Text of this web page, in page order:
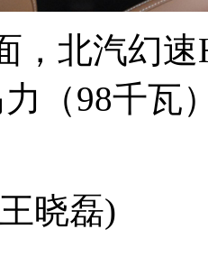
北汽幻速
（98千瓦
晓磊)